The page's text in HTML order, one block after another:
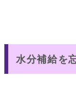
水分補給を